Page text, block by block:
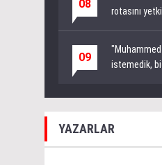
08
rotasını
09
"Muhammed
istemedik,
YAZARLAR